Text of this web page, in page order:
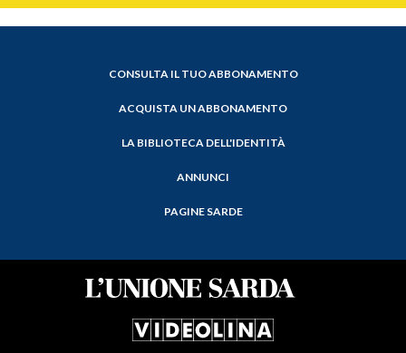
CONSULTA IL TUO ABBONAMENTO
ACQUISTA UN ABBONAMENTO
LA BIBLIOTECA DELL'IDENTITÀ
ANNUNCI
PAGINE SARDE